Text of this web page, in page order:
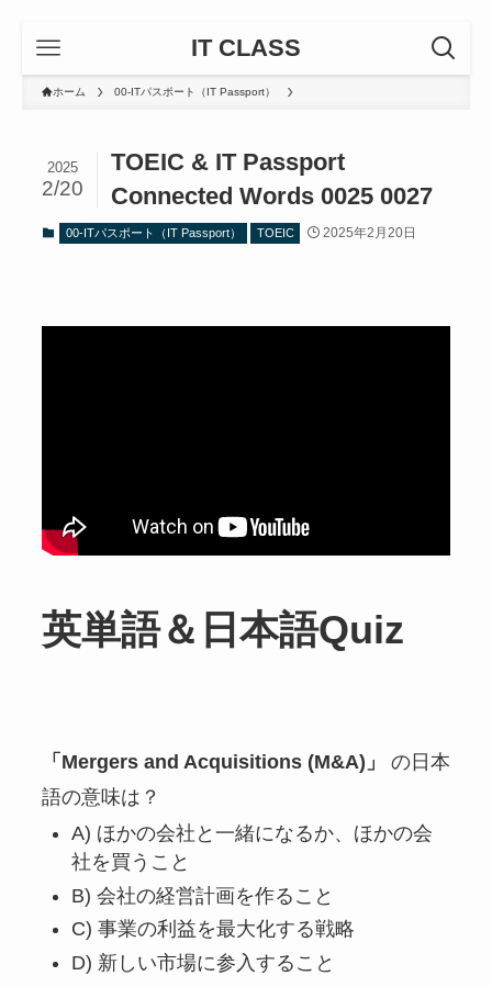
IT CLASS
ホーム 00-ITパスポート（IT Passport）
TOEIC & IT Passport
Connected Words 0025 0027
2025
2/20
00-ITパスポート（IT Passport） TOEIC 2025年2月20日
英単語＆日本語Quiz
「Mergers and Acquisitions (M&A)」
の日本
語の意味は？
A) ほかの会社と一緒になるか、ほかの会
社を買うこと
B) 会社の経営計画を作ること
C) 事業の利益を最大化する戦略
D) 新しい市場に参入すること